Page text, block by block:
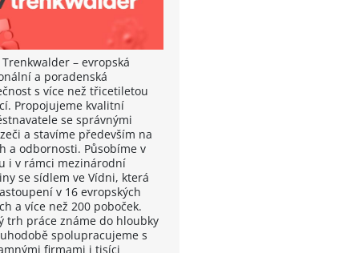
Trenkwalder – evropská
a poradenská
s více než třicetiletou
Propojujeme kvalitní
se správnými
a stavíme především na
a odbornosti. Působíme v
i v rámci mezinárodní
se sídlem ve Vídni, která
v 16 evropských
a více než 200 poboček.
trh práce známe do hloubky
spolupracujeme s
firmami i tisíci